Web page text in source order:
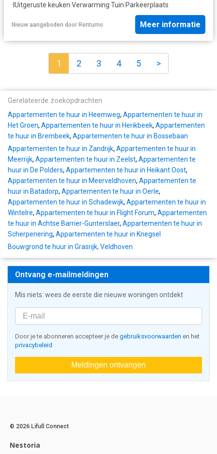
· IUitgeruste keuken·Verwarming·Tuin·Parkeerplaats
Nieuw aangeboden door Rentumo Meer informatie
1 2 3 4 5 >
Gerelateerde zoekopdrachten
Appartementen te huur in Heemweg, Appartementen te huur in
Het Groen, Appartementen te huur in Herikbeek, Appartementen
te huur in Brembeek, Appartementen te huur in Bossebaan
Appartementen te huur in Zandrijk, Appartementen te huur in
Meerrijk, Appartementen te huur in Zeelst, Appartementen te
huur in De Polders, Appartementen te huur in Heikant Oost,
Appartementen te huur in Meerveldhoven, Appartementen te
huur in Batadorp, Appartementen te huur in Oerle,
Appartementen te huur in Schadewijk, Appartementen te huur in
Wintelre, Appartementen te huur in Flight Forum, Appartementen
te huur in Achtse Barrier-Gunterslaer, Appartementen te huur in
Scherpenering, Appartementen te huur in Knegsel
Bouwgrond te huur in Grasrijk, Veldhoven
Ontvang e-mailmeldingen
Mis niets: wees de eerste die nieuwe woningen ontdekt
Door je te abonneren accepteer je de gebruiksvoorwaarden en het
privacybeleid
Meldingen ontvangen
© 2026 Lifull Connect
Nestoria